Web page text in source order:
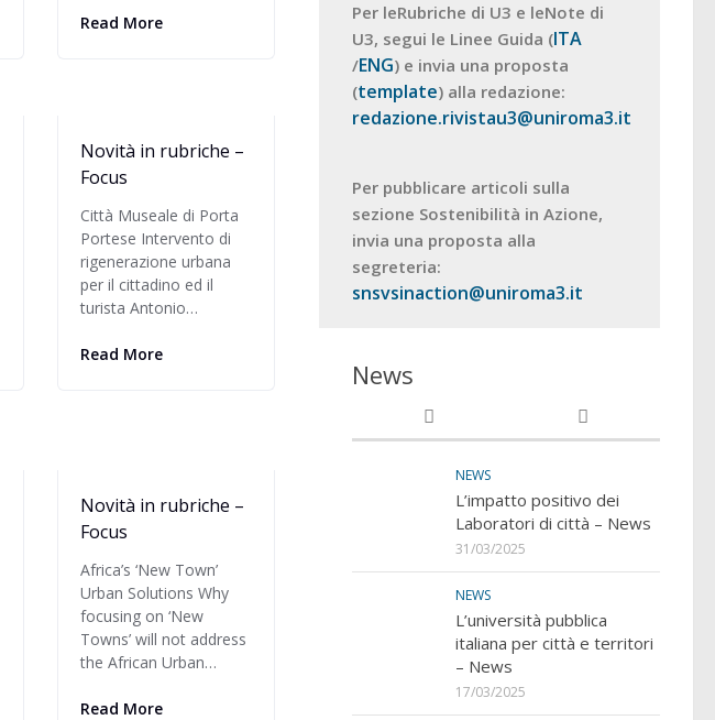
Read More
Novità in rubriche –
Focus
Città Museale di Porta
Portese Intervento di
rigenerazione urbana
per il cittadino ed il
turista Antonio…
Read More
Novità in rubriche –
Focus
Africa’s ‘New Town’
Urban Solutions Why
focusing on ‘New
Towns’ will not address
the African Urban…
Read More
Per leRubriche di U3 e leNote di
U3, segui le Linee Guida (ITA
/ENG) e invia una proposta
(template) alla redazione:
redazione.rivistau3@uniroma3.it
Per pubblicare articoli sulla
sezione Sostenibilità in Azione,
invia una proposta alla
segreteria:
snsvsinaction@uniroma3.it
News
NEWS
L’impatto positivo dei
Laboratori di città – News
31/03/2025
NEWS
L’università pubblica
italiana per città e territori
– News
17/03/2025